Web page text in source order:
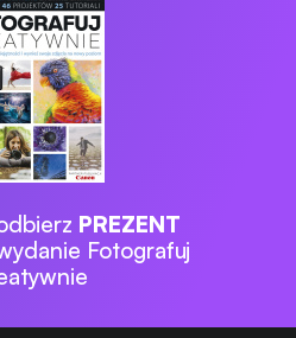
PREZENT
Fotografuj